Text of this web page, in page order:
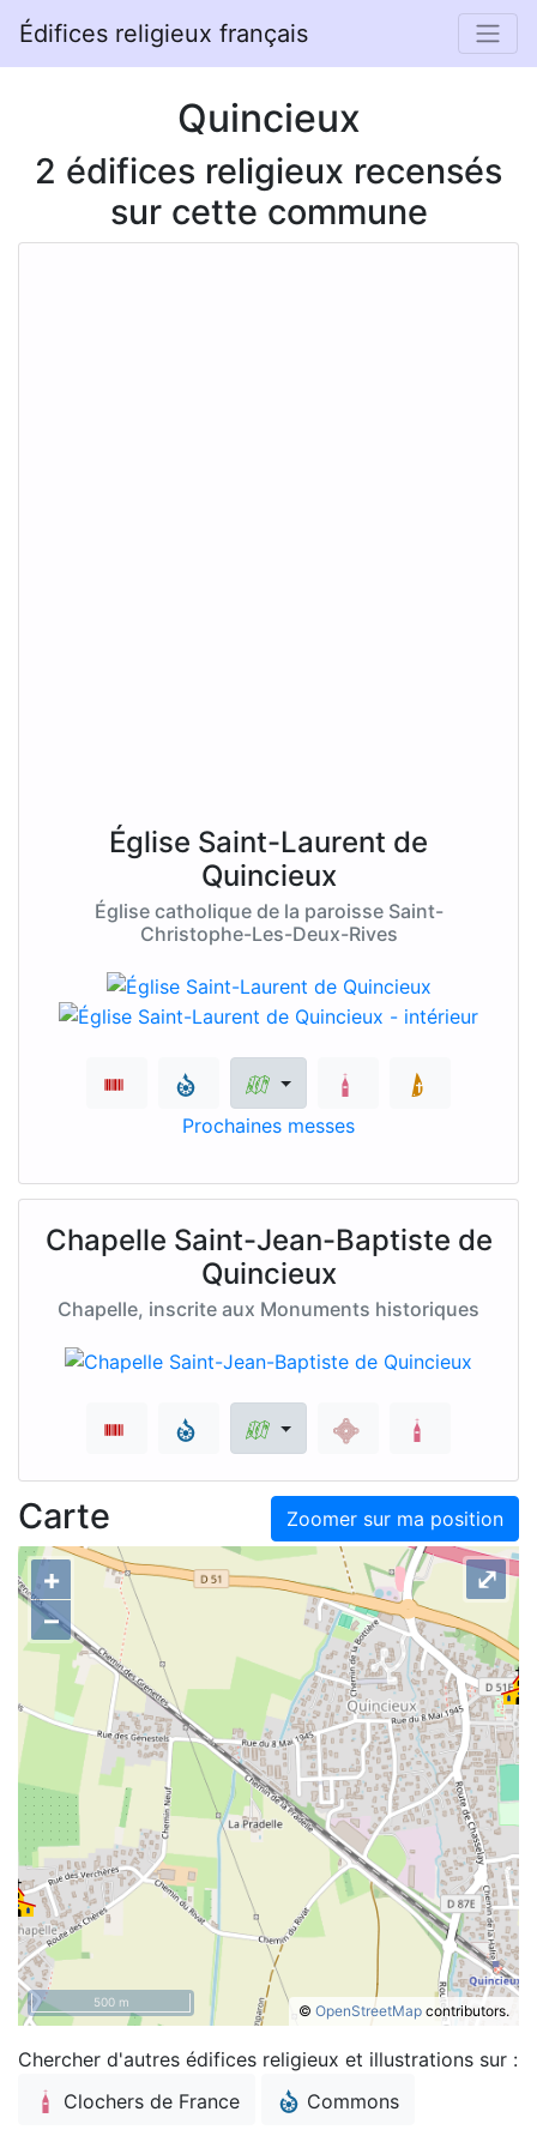
Édifices religieux français
Quincieux
2 édifices religieux recensés
sur cette commune
Église Saint-Laurent de
Quincieux
Église catholique de la paroisse Saint-
Christophe-Les-Deux-Rives
Prochaines messes
Chapelle Saint-Jean-Baptiste de
Quincieux
Chapelle, inscrite aux Monuments historiques
Zoomer sur ma position
Carte
+
–
© OpenStreetMap contributors.
⤢
500 m
Chercher d'autres édifices religieux et illustrations sur :
Clochers de France
Commons